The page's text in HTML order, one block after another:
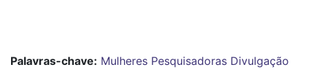
Palavras-chave: Mulheres Pesquisadoras Divulgação